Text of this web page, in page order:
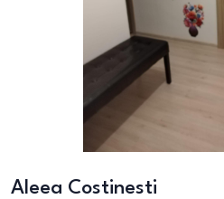
Aleea Costinesti